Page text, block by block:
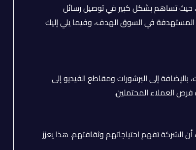
حيث تساهم بشكل كبير في توصيل رسائل
المستهدفة في السوق الهدف، وفيما يلي إليك
بالإضافة إلى البرشورات ومقاطع الفيديو إلى
العملاء المحتملين.
الشركة تفهم احتياجاتهم وثقافتهم. هذا يعزز